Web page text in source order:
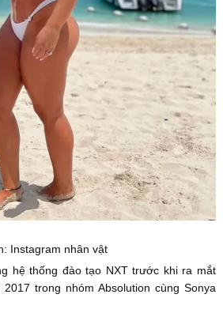
Instagram nhân vật
hệ thống đào tạo NXT trước khi ra mắt
trong nhóm Absolution cùng Sonya